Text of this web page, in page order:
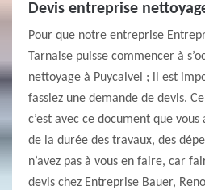
Devis entreprise
Pour que notre entreprise
Tarnaise puisse commencer à
nettoyage à Puycalvel ; il est
fassiez une demande de devis.
c’est avec ce document que
de la durée des travaux, des
n’avez pas à vous en faire, car
devis chez Entreprise Bauer,